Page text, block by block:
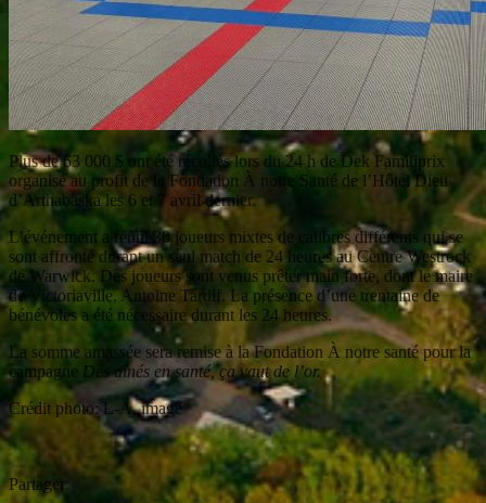
Plus de 63 000 $ ont été récoltés lors du 24 h de Dek Familiprix
organisé au profit de la Fondation À notre Santé de l’Hôtel Dieu
d’Arthabaska les 6 et 7 avril dernier.
L’événement a réuni 30 joueurs mixtes de calibres différents qui se
sont affronté durant un seul match de 24 heures au Centre Westrock
de Warwick. Des joueurs sont venus prêter main forte, dont le maire
de Victoriaville, Antoine Tardif. La présence d’une trentaine de
bénévoles a été nécessaire durant les 24 heures.
La somme amassée sera remise à la Fondation À notre santé pour la
campagne Des aînés en santé, ça vaut de l’or.
Crédit photo: L-A. image
Partager: